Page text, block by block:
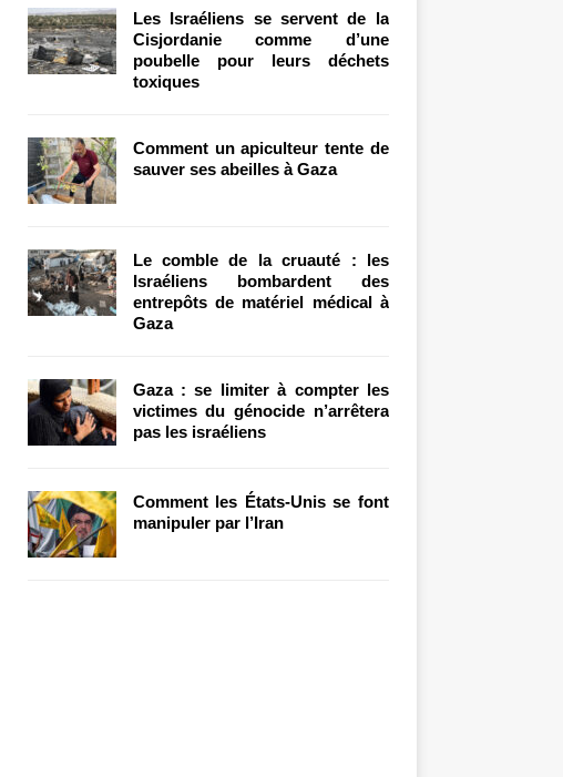
Les Israéliens se servent de la
Cisjordanie comme d’une
poubelle pour leurs déchets
toxiques
Comment un apiculteur tente de
sauver ses abeilles à Gaza
Le comble de la cruauté : les
Israéliens bombardent des
entrepôts de matériel médical à
Gaza
Gaza : se limiter à compter les
victimes du génocide n’arrêtera
pas les israéliens
Comment les États-Unis se font
manipuler par l’Iran